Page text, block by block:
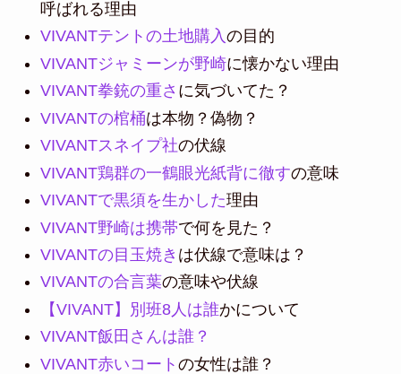
呼ばれる理由
VIVANTテントの土地購入の目的
VIVANTジャミーンが野崎に懐かない理由
VIVANT拳銃の重さ に気づいてた？
VIVANTの棺桶は本物？偽物？
VIVANTスネイプ社の伏線
VIVANT鶏群の一鶴眼光紙背に徹すの意味
VIVANTで黒須を生かした理由
VIVANT野崎は携帯で何を見た？
VIVANTの目玉焼き は伏線で意味は？
VIVANTの合言葉の意味や伏線
【VIVANT】別班8人は誰かについて
VIVANT飯田さんは誰？
VIVANT赤いコート の女性は誰？